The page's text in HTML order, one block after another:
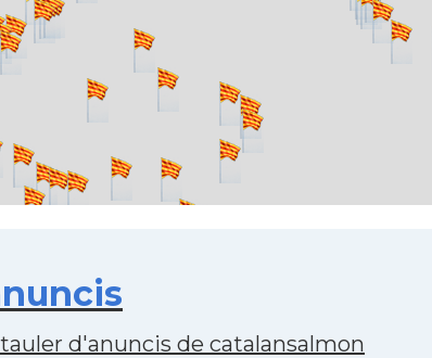
d'anuncis de catalansalmon